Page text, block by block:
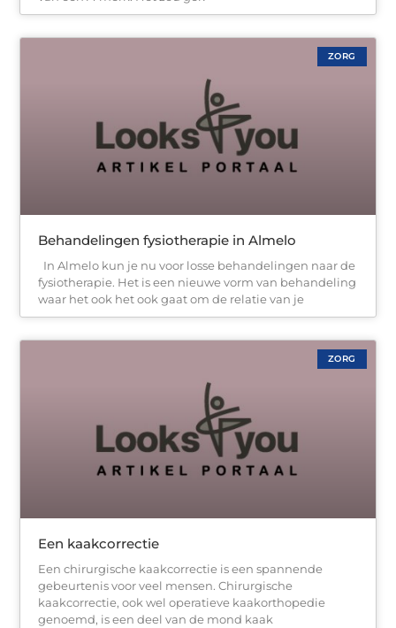
ZORG
Behandelingen fysiotherapie in Almelo
In Almelo kun je nu voor losse behandelingen naar de
fysiotherapie. Het is een nieuwe vorm van behandeling
waar het ook het ook gaat om de relatie van je
ZORG
Een kaakcorrectie
Een chirurgische kaakcorrectie is een spannende
gebeurtenis voor veel mensen. Chirurgische
kaakcorrectie, ook wel operatieve kaakorthopedie
genoemd, is een deel van de mond kaak